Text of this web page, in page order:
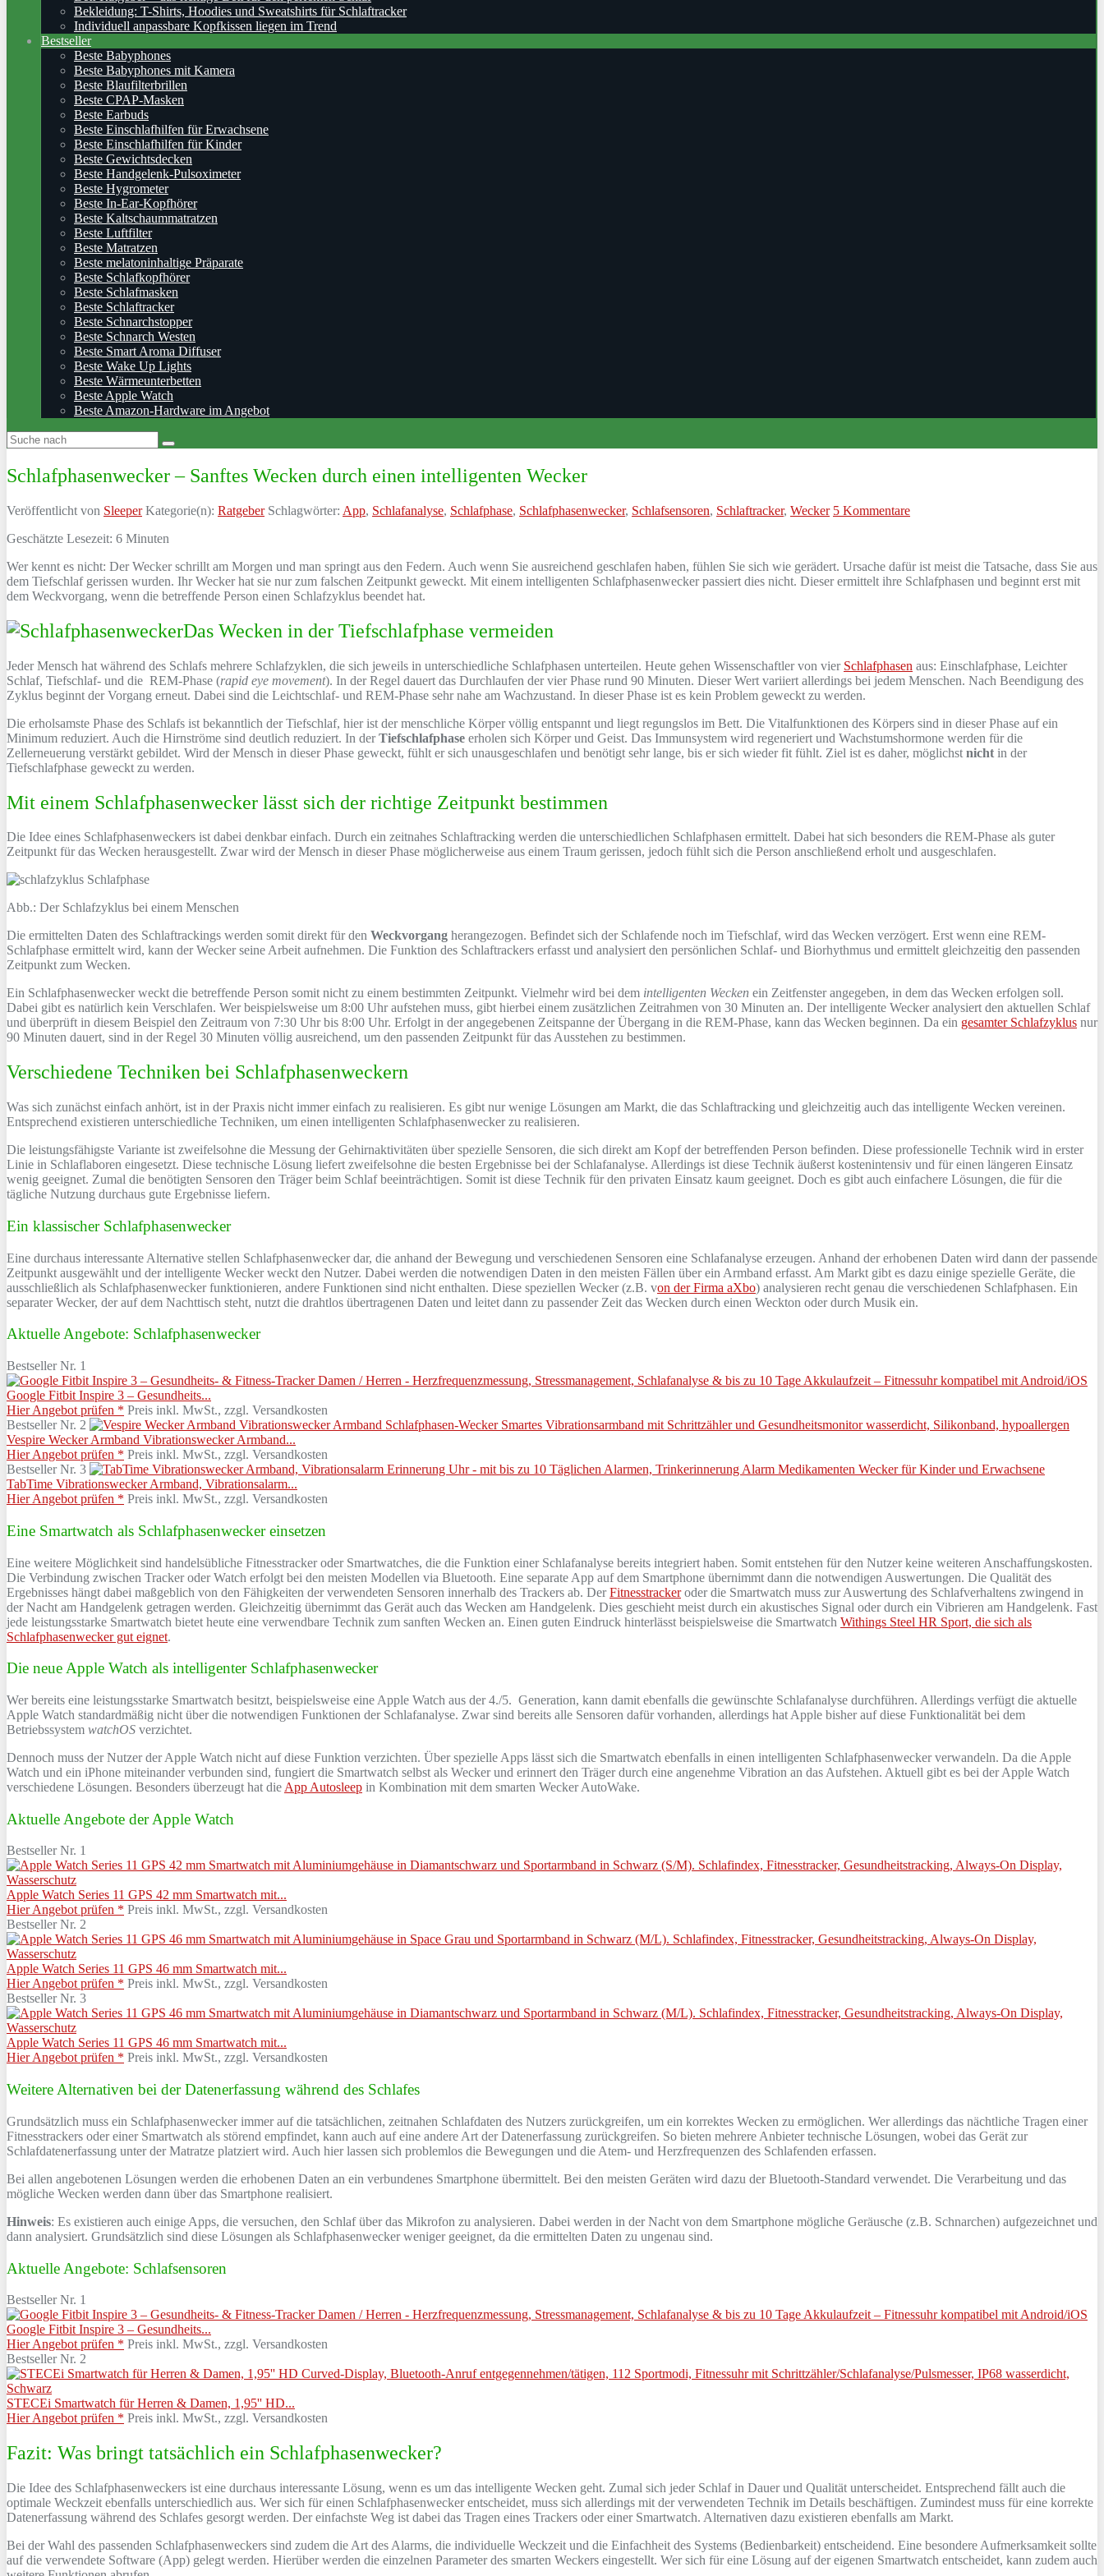
Bekleidung: T-Shirts, Hoodies und Sweatshirts für Schlaftracker
Individuell anpassbare Kopfkissen liegen im Trend
Bestseller
Beste Babyphones
Beste Babyphones mit Kamera
Beste Blaufilterbrillen
Beste CPAP-Masken
Beste Earbuds
Beste Einschlafhilfen für Erwachsene
Beste Einschlafhilfen für Kinder
Beste Gewichtsdecken
Beste Handgelenk-Pulsoximeter
Beste Hygrometer
Beste In-Ear-Kopfhörer
Beste Kaltschaummatratzen
Beste Luftfilter
Beste Matratzen
Beste melatoninhaltige Präparate
Beste Schlafkopfhörer
Beste Schlafmasken
Beste Schlaftracker
Beste Schnarchstopper
Beste Schnarch Westen
Beste Smart Aroma Diffuser
Beste Wake Up Lights
Beste Wärmeunterbetten
Beste Apple Watch
Beste Amazon-Hardware im Angebot
Schlafphasenwecker – Sanftes Wecken durch einen intelligenten Wecker
Veröffentlicht von Sleeper Kategorie(n): RatgeberSchlagwörter: App, Schlafanalyse, Schlafphase, Schlafphasenwecker, Schlafsensoren, Schlaftracker, Wecker 5 Kommentare
Geschätzte Lesezeit: 6 Minuten
Wer kennt es nicht: Der Wecker schrillt am Morgen und man springt aus den Federn. Auch wenn Sie ausreichend geschlafen haben, fühlen Sie sich wie gerädert. Ursache dafür ist meist die Tatsache, dass Sie aus
dem Tiefschlaf gerissen wurden. Ihr Wecker hat sie nur zum falschen Zeitpunkt geweckt. Mit einem intelligenten Schlafphasenwecker passiert dies nicht. Dieser ermittelt ihre Schlafphasen und beginnt erst mit
dem Weckvorgang, wenn die betreffende Person einen Schlafzyklus beendet hat.
Das Wecken in der Tiefschlafphase vermeiden
Jeder Mensch hat während des Schlafs mehrere Schlafzyklen, die sich jeweils in unterschiedliche Schlafphasen unterteilen. Heute gehen Wissenschaftler von vier Schlafphasen aus: Einschlafphase, Leichter
Schlaf, Tiefschlaf- und die REM-Phase (rapid eye movement). In der Regel dauert das Durchlaufen der vier Phase rund 90 Minuten. Dieser Wert variiert allerdings bei jedem Menschen. Nach Beendigung des
Zyklus beginnt der Vorgang erneut. Dabei sind die Leichtschlaf- und REM-Phase sehr nahe am Wachzustand. In dieser Phase ist es kein Problem geweckt zu werden.
Die erholsamste Phase des Schlafs ist bekanntlich der Tiefschlaf, hier ist der menschliche Körper völlig entspannt und liegt regungslos im Bett. Die Vitalfunktionen des Körpers sind in dieser Phase auf ein
Minimum reduziert. Auch die Hirnströme sind deutlich reduziert. In derTiefschlafphase erholen sich Körper und Geist. Das Immunsystem wird regeneriert und Wachstumshormone werden für die
Zellerneuerung verstärkt gebildet. Wird der Mensch in dieser Phase geweckt, fühlt er sich unausgeschlafen und benötigt sehr lange, bis er sich wieder fit fühlt. Ziel ist es daher, möglichst nicht in der
Tiefschlafphase geweckt zu werden.
Mit einem Schlafphasenwecker lässt sich der richtige Zeitpunkt bestimmen
Die Idee eines Schlafphasenweckers ist dabei denkbar einfach. Durch ein zeitnahes Schlaftracking werden die unterschiedlichen Schlafphasen ermittelt. Dabei hat sich besonders die REM-Phase als guter
Zeitpunkt für das Wecken herausgestellt. Zwar wird der Mensch in dieser Phase möglicherweise aus einem Traum gerissen, jedoch fühlt sich die Person anschließend erholt und ausgeschlafen.
Abb.: Der Schlafzyklus bei einem Menschen
Die ermittelten Daten des Schlaftrackings werden somit direkt für den Weckvorgang herangezogen. Befindet sich der Schlafende noch im Tiefschlaf, wird das Wecken verzögert. Erst wenn eine REM-
Schlafphase ermittelt wird, kann der Wecker seine Arbeit aufnehmen. Die Funktion des Schlaftrackers erfasst und analysiert den persönlichen Schlaf- und Biorhythmus und ermittelt gleichzeitig den passenden
Zeitpunkt zum Wecken.
Ein Schlafphasenwecker weckt die betreffende Person somit nicht zu einem bestimmten Zeitpunkt. Vielmehr wird bei dem intelligenten Wecken ein Zeitfenster angegeben, in dem das Wecken erfolgen soll.
Dabei gibt es natürlich kein Verschlafen. Wer beispielsweise um 8:00 Uhr aufstehen muss, gibt hierbei einem zusätzlichen Zeitrahmen von 30 Minuten an. Der intelligente Wecker analysiert den aktuellen Schlaf
und überprüft in diesem Beispiel den Zeitraum von 7:30 Uhr bis 8:00 Uhr. Erfolgt in der angegebenen Zeitspanne der Übergang in die REM-Phase, kann das Wecken beginnen. Da ein gesamter Schlafzyklus nur
90 Minuten dauert, sind in der Regel 30 Minuten völlig ausreichend, um den passenden Zeitpunkt für das Ausstehen zu bestimmen.
Verschiedene Techniken bei Schlafphasenweckern
Was sich zunächst einfach anhört, ist in der Praxis nicht immer einfach zu realisieren. Es gibt nur wenige Lösungen am Markt, die das Schlaftracking und gleichzeitig auch das intelligente Wecken vereinen.
Entsprechend existieren unterschiedliche Techniken, um einen intelligenten Schlafphasenwecker zu realisieren.
Die leistungsfähigste Variante ist zweifelsohne die Messung der Gehirnaktivitäten über spezielle Sensoren, die sich direkt am Kopf der betreffenden Person befinden. Diese professionelle Technik wird in erster
Linie in Schlaflaboren eingesetzt. Diese technische Lösung liefert zweifelsohne die besten Ergebnisse bei der Schlafanalyse. Allerdings ist diese Technik äußerst kostenintensiv und für einen längeren Einsatz
wenig geeignet. Zumal die benötigten Sensoren den Träger beim Schlaf beeinträchtigen. Somit ist diese Technik für den privaten Einsatz kaum geeignet. Doch es gibt auch einfachere Lösungen, die für die
tägliche Nutzung durchaus gute Ergebnisse liefern.
Ein klassischer Schlafphasenwecker
Eine durchaus interessante Alternative stellen Schlafphasenwecker dar, die anhand der Bewegung und verschiedenen Sensoren eine Schlafanalyse erzeugen. Anhand der erhobenen Daten wird dann der passende
Zeitpunkt ausgewählt und der intelligente Wecker weckt den Nutzer. Dabei werden die notwendigen Daten in den meisten Fällen über ein Armband erfasst. Am Markt gibt es dazu einige spezielle Geräte, die
ausschließlich als Schlafphasenwecker funktionieren, andere Funktionen sind nicht enthalten. Diese speziellen Wecker (z.B. von der Firma aXbo) analysieren recht genau die verschiedenen Schlafphasen. Ein
separater Wecker, der auf dem Nachttisch steht, nutzt die drahtlos übertragenen Daten und leitet dann zu passender Zeit das Wecken durch einen Weckton oder durch Musik ein.
Aktuelle Angebote: Schlafphasenwecker
Bestseller Nr. 1
Google Fitbit Inspire 3 – Gesundheits...
Hier Angebot prüfen * Preis inkl. MwSt., zzgl. Versandkosten
Bestseller Nr. 2
Vespire Wecker Armband Vibrationswecker Armband...
Hier Angebot prüfen * Preis inkl. MwSt., zzgl. Versandkosten
Bestseller Nr. 3
TabTime Vibrationswecker Armband, Vibrationsalarm...
Hier Angebot prüfen * Preis inkl. MwSt., zzgl. Versandkosten
Eine Smartwatch als Schlafphasenwecker einsetzen
Eine weitere Möglichkeit sind handelsübliche Fitnesstracker oder Smartwatches, die die Funktion einer Schlafanalyse bereits integriert haben. Somit entstehen für den Nutzer keine weiteren Anschaffungskosten.
Die Verbindung zwischen Tracker oder Watch erfolgt bei den meisten Modellen via Bluetooth. Eine separate App auf dem Smartphone übernimmt dann die notwendigen Auswertungen. Die Qualität des
Ergebnisses hängt dabei maßgeblich von den Fähigkeiten der verwendeten Sensoren innerhalb des Trackers ab. DerFitnesstrackeroder die Smartwatch muss zur Auswertung des Schlafverhaltens zwingend in
der Nacht am Handgelenk getragen werden. Gleichzeitig übernimmt das Gerät auch das Wecken am Handgelenk. Dies geschieht meist durch ein akustisches Signal oder durch ein Vibrieren am Handgelenk. Fast
jede leistungsstarke Smartwatch bietet heute eine verwendbare Technik zum sanften Wecken an. Einen guten Eindruck hinterlässt beispielsweise die Smartwatch Withings Steel HR Sport, die sich als
Schlafphasenwecker gut eignet.
Die neue Apple Watch als intelligenter Schlafphasenwecker
Wer bereits eine leistungsstarke Smartwatch besitzt, beispielsweise eine Apple Watch aus der 4./5. Generation, kann damit ebenfalls die gewünschte Schlafanalyse durchführen. Allerdings verfügt die aktuelle
Apple Watch standardmäßig nicht über die notwendigen Funktionen der Schlafanalyse. Zwar sind bereits alle Sensoren dafür vorhanden, allerdings hat Apple bisher auf diese Funktionalität bei dem
Betriebssystem watchOS verzichtet.
Dennoch muss der Nutzer der Apple Watch nicht auf diese Funktion verzichten. Über spezielle Apps lässt sich die Smartwatch ebenfalls in einen intelligenten Schlafphasenwecker verwandeln. Da die Apple
Watch und ein iPhone miteinander verbunden sind, fungiert die Smartwatch selbst als Wecker und erinnert den Träger durch eine angenehme Vibration an das Aufstehen. Aktuell gibt es bei der Apple Watch
verschiedene Lösungen. Besonders überzeugt hat die App Autosleep in Kombination mit dem smarten Wecker AutoWake.
Aktuelle Angebote der Apple Watch
Bestseller Nr. 1
Apple Watch Series 11 GPS 42 mm Smartwatch mit...
Hier Angebot prüfen * Preis inkl. MwSt., zzgl. Versandkosten
Bestseller Nr. 2
Apple Watch Series 11 GPS 46 mm Smartwatch mit...
Hier Angebot prüfen * Preis inkl. MwSt., zzgl. Versandkosten
Bestseller Nr. 3
Apple Watch Series 11 GPS 46 mm Smartwatch mit...
Hier Angebot prüfen * Preis inkl. MwSt., zzgl. Versandkosten
Weitere Alternativen bei der Datenerfassung während des Schlafes
Grundsätzlich muss ein Schlafphasenwecker immer auf die tatsächlichen, zeitnahen Schlafdaten des Nutzers zurückgreifen, um ein korrektes Wecken zu ermöglichen. Wer allerdings das nächtliche Tragen einer
Fitnesstrackers oder einer Smartwatch als störend empfindet, kann auch auf eine andere Art der Datenerfassung zurückgreifen. So bieten mehrere Anbieter technische Lösungen, wobei das Gerät zur
Schlafdatenerfassung unter der Matratze platziert wird. Auch hier lassen sich problemlos die Bewegungen und die Atem- und Herzfrequenzen des Schlafenden erfassen.
Bei allen angebotenen Lösungen werden die erhobenen Daten an ein verbundenes Smartphone übermittelt. Bei den meisten Geräten wird dazu der Bluetooth-Standard verwendet. Die Verarbeitung und das
mögliche Wecken werden dann über das Smartphone realisiert.
Hinweis: Es existieren auch einige Apps, die versuchen, den Schlaf über das Mikrofon zu analysieren. Dabei werden in der Nacht von dem Smartphone mögliche Geräusche (z.B. Schnarchen) aufgezeichnet und
dann analysiert. Grundsätzlich sind diese Lösungen als Schlafphasenwecker weniger geeignet, da die ermittelten Daten zu ungenau sind.
Aktuelle Angebote: Schlafsensoren
Bestseller Nr. 1
Google Fitbit Inspire 3 – Gesundheits...
Hier Angebot prüfen * Preis inkl. MwSt., zzgl. Versandkosten
Bestseller Nr. 2
STECEi Smartwatch für Herren & Damen, 1,95'' HD...
Hier Angebot prüfen * Preis inkl. MwSt., zzgl. Versandkosten
Fazit: Was bringt tatsächlich ein Schlafphasenwecker?
Die Idee des Schlafphasenweckers ist eine durchaus interessante Lösung, wenn es um das intelligente Wecken geht. Zumal sich jeder Schlaf in Dauer und Qualität unterscheidet. Entsprechend fällt auch die
optimale Weckzeit ebenfalls unterschiedlich aus. Wer sich für einen Schlafphasenwecker entscheidet, muss sich allerdings mit der verwendeten Technik im Details beschäftigen. Zumindest muss für eine korrekte
Datenerfassung während des Schlafes gesorgt werden. Der einfachste Weg ist dabei das Tragen eines Trackers oder einer Smartwatch. Alternativen dazu existieren ebenfalls am Markt.
Bei der Wahl des passenden Schlafphasenweckers sind zudem die Art des Alarms, die individuelle Weckzeit und die Einfachheit des Systems (Bedienbarkeit) entscheidend. Eine besondere Aufmerksamkeit sollte
auf die verwendete Software (App) gelegt werden. Hierüber werden die einzelnen Parameter des smarten Weckers eingestellt. Wer sich für eine Lösung auf der eigenen Smartwatch entscheidet, kann zudem auch